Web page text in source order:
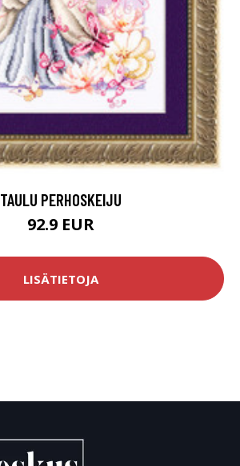
TAULU PERHOSKEIJU
92.9 EUR
LISÄTIETOJA